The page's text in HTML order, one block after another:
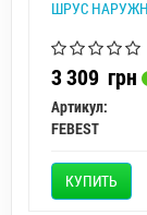
ШРУС
3 309 грн
Артикул:
FEBEST
КУПИТЬ